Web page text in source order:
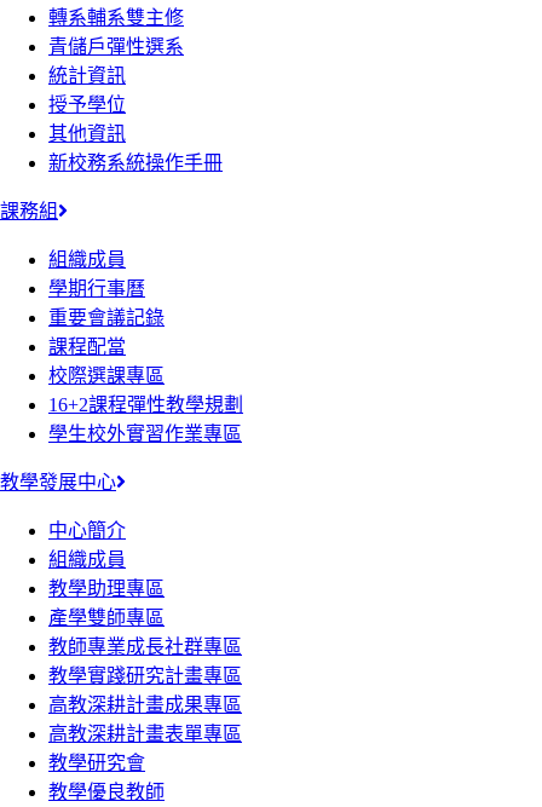
轉系輔系雙主修
青儲戶彈性選系
統計資訊
授予學位
其他資訊
新校務系統操作手冊
課務組
組織成員
學期行事曆
重要會議記錄
課程配當
校際選課專區
16+2課程彈性教學規劃
學生校外實習作業專區
教學發展中心
中心簡介
組織成員
教學助理專區
產學雙師專區
教師專業成長社群專區
教學實踐研究計畫專區
高教深耕計畫成果專區
高教深耕計畫表單專區
教學研究會
教學優良教師